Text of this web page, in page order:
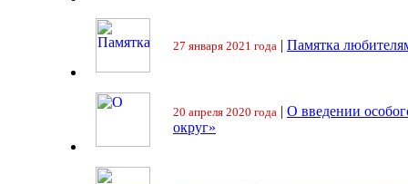
27 января 2021 года | Памятка
20 апреля 2020 года | О введении
округ»